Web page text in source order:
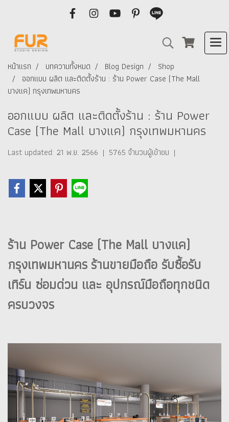
หน้าแรก บทความทั้งหมด Blog Design
Shop
ออกแบบ ผลิต และติดตั้งร้าน : ร้าน Power Case (The Mall
บางแค) กรุงเทพมหานคร
ออกแบบ ผลิต และติดตั้งร้าน : ร้าน Power
Case (The Mall บางแค) กรุงเทพมหานคร
Last updated: 21 พ.ย. 2566 | 5765 จำนวนผู้เข้าชม |
ร้าน Power Case (The Mall บางแค)
กรุงเทพมหานคร ร้านขายมือถือ รับซื้อรับ
เทิร์น ซ่อมด่วน และ อุปกรณ์มือถือทุกชนิด
ครบวงจร